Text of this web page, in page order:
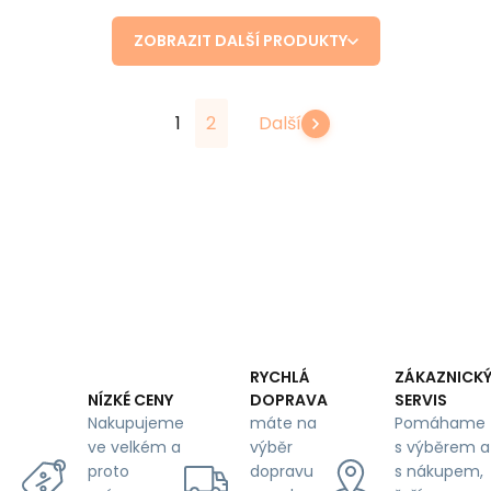
ZOBRAZIT DALŠÍ PRODUKTY
1 2 Další
NÍZKÉ CENY
Nakupujeme
ve velkém a
proto
RYCHLÁ
DOPRAVA
máte na
výběr
dopravu
ZÁKAZNICKÝ
SERVIS
Pomáhame
s výběrem a
s nákupem,